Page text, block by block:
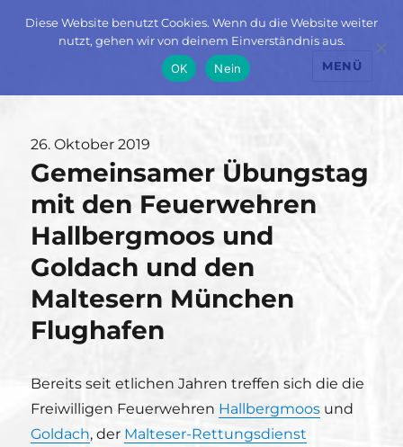
MENÜ
Veröffentlicht
am
26. Oktober 2019
Gemeinsamer Übungstag
mit den Feuerwehren
Hallbergmoos und
Goldach und den
Maltesern München
Flughafen
Bereits seit etlichen Jahren treffen sich die die
Freiwilligen Feuerwehren Hallbergmoos und
Goldach, der Malteser-Rettungsdienst
Diese Website benutzt Cookies. Wenn du die Website weiter
nutzt, gehen wir von deinem Einverständnis aus.
OK
Nein